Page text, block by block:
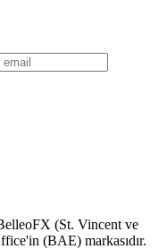
(St. Vincent ve
(BAE) markasıdır.